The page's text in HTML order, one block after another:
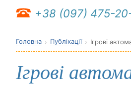
+38 (097) 475-
Головна Публікації Ігрові
Ігрові